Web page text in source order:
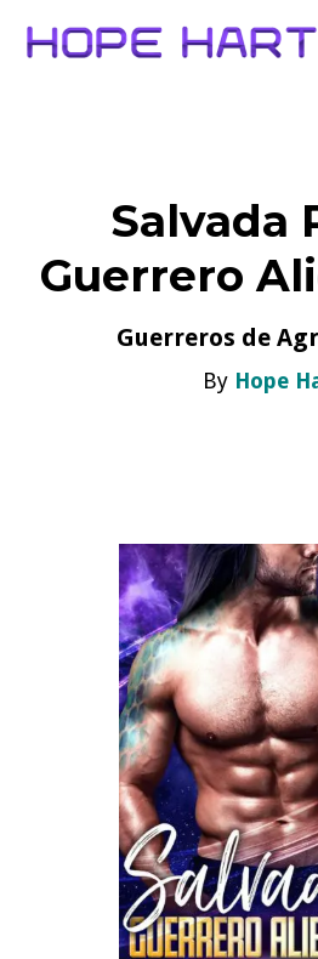
Skip
romantics
love
Salvada
Guerrero
Guerreros de
By Hope